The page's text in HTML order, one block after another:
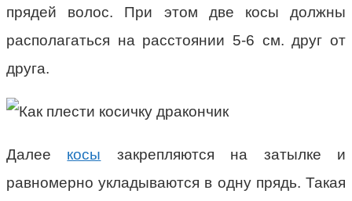
прядей волос. При этом две косы должны
располагаться на расстоянии 5-6 см. друг от
друга.
Далее косы закрепляются на затылке и
равномерно укладываются в одну прядь. Такая